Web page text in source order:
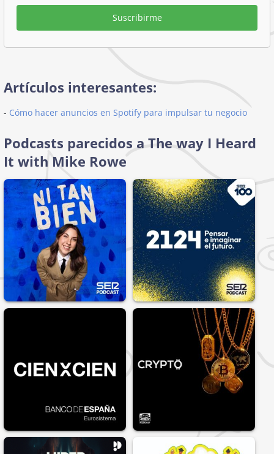
Suscribirme
Artículos interesantes:
- Cómo hacer anuncios en Spotify para impulsar tu negocio
Podcasts parecidos a The way I Heard
It with Mike Rowe